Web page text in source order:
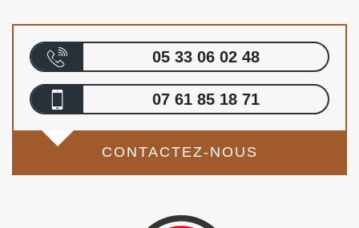
05 33 06 02 48
07 61 85 18 71
CONTACTEZ-NOUS